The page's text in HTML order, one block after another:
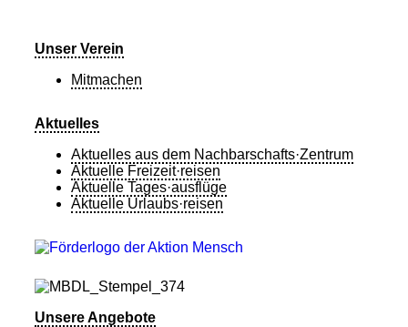
Unser Verein
Mitmachen
Aktuelles
Aktuelles aus dem Nachbarschafts·Zentrum
Aktuelle Freizeit·reisen
Aktuelle Tages·ausflüge
Aktuelle Urlaubs·reisen
Unsere Angebote